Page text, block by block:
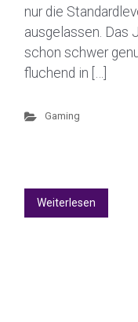
nur die
ausgelassen. Das
schon schwer
fluchend in […]
Gaming
Weiterlesen